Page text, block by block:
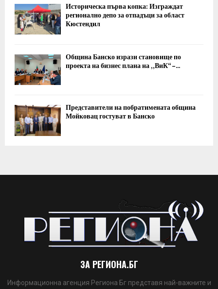
Историческа първа копка: Изграждат
регионално депо за отпадъци за област
Кюстендил
Община Банско изрази становище по
проекта на бизнес плана на „ВиК“ –...
Представители на побратимената община
Мойковац гостуват в Банско
ЗА РЕГИОНА.БГ
Информационна агенция Региона Бг представя най-важните и